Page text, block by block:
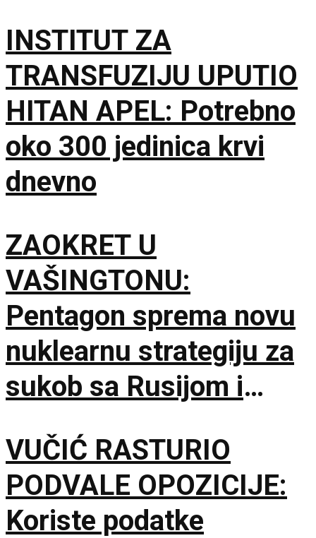
INSTITUT ZA
TRANSFUZIJU UPUTIO
HITAN APEL: Potrebno
oko 300 jedinica krvi
dnevno
ZAOKRET U
VAŠINGTONU:
Pentagon sprema novu
nuklearnu strategiju za
sukob sa Rusijom i
VUČIĆ RASTURIO
PODVALE OPOZICIJE:
Koriste podatke